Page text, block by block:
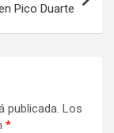
Pico Duarte
publicada. Los
*